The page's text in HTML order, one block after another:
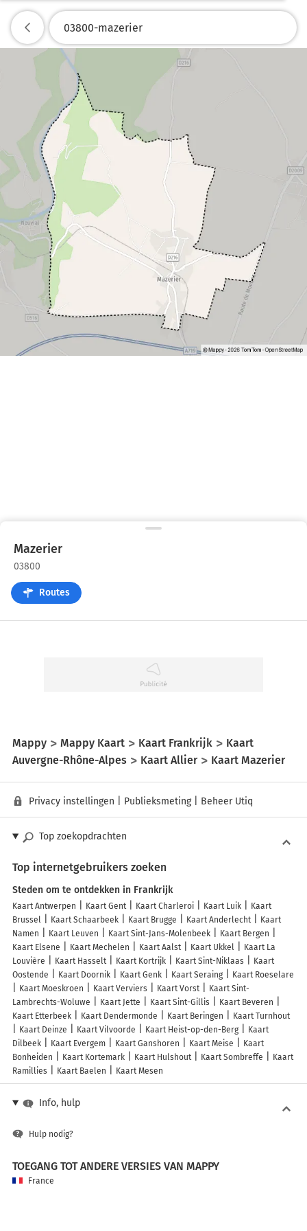
Mazerier
03800
Routes
Mappy Mappy Kaart Kaart Frankrijk
Kaart
Auvergne-Rhône-Alpes
Kaart Allier Kaart Mazerier
Privacy instellingen Publieksmeting| Beheer Utiq
Top zoekopdrachten
Top internetgebruikers zoeken
Steden om te ontdekken in Frankrijk
Kaart Antwerpen Kaart Gent Kaart Charleroi Kaart Luik
Kaart
Brussel
Kaart Schaarbeek Kaart Brugge Kaart Anderlecht
Kaart
Namen
Kaart Leuven Kaart Sint-Jans-Molenbeek
Kaart Bergen
Kaart Elsene
Kaart Mechelen Kaart Aalst Kaart Ukkel
Kaart La
Louvière
Kaart Hasselt Kaart Kortrijk Kaart Sint-Niklaas
Kaart
Oostende
Kaart Doornik Kaart Genk Kaart Seraing
Kaart Roeselare
Kaart Moeskroen
Kaart Verviers Kaart Vorst
Kaart Sint-
Lambrechts-Woluwe
Kaart Jette Kaart Sint-Gillis
Kaart Beveren
Kaart Etterbeek
Kaart Dendermonde Kaart Beringen
Kaart Turnhout
Kaart Deinze
Kaart Vilvoorde Kaart Heist-op-den-Berg
Kaart
Dilbeek
Kaart Evergem Kaart Ganshoren Kaart Meise
Kaart
Bonheiden
Kaart Kortemark Kaart Hulshout Kaart Sombreffe
Kaart
Ramillies
Kaart Baelen Kaart Mesen
Info, hulp
Hulp nodig?
TOEGANG TOT ANDERE VERSIES VAN MAPPY
France